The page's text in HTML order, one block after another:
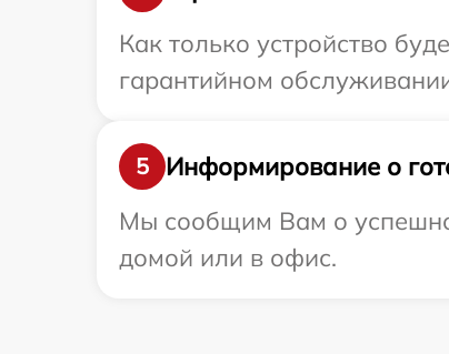
Как только устройство
гарантийном
5
Информирование о
Мы сообщим Вам о
домой или в офис.